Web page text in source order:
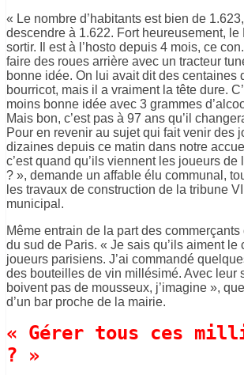
« Le nombre d’habitants est bien de
descendre à 1.622. Fort heureusement, le
sortir. Il est à l’hosto depuis 4 mois, ce
faire des roues arrière avec un tracteur
bonne idée. On lui avait dit des centaines
bourricot, mais il a vraiment la tête dure.
moins bonne idée avec 3 grammes
Mais bon, c’est pas à 97 ans qu’il
Pour en revenir au sujet qui fait venir des
dizaines depuis ce matin dans notre
c’est quand qu’ils viennent les joueurs
? », demande un affable élu communal,
les travaux de construction de la tribune
municipal.
Même entrain de la part des
du sud de Paris. « Je sais qu’ils aiment le
joueurs parisiens. J’ai commandé
des bouteilles de vin millésimé. Avec leur
boivent pas de mousseux, j’imagine »,
d’un bar proche de la mairie.
« Gérer tous ces
? »